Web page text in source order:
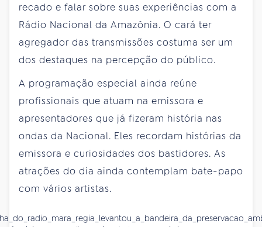
recado e falar sobre suas experiências com a
Rádio Nacional da Amazônia. O cará ter
agregador das transmissões costuma ser um
dos destaques na percepção do público.
A programação especial ainda reúne
profissionais que atuam na emissora e
apresentadores que já fizeram história nas
ondas da Nacional. Eles recordam histórias da
emissora e curiosidades dos bastidores. As
atrações do dia ainda contemplam bate-papo
com vários artistas.